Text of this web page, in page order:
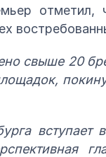
отметил,
свыше 20